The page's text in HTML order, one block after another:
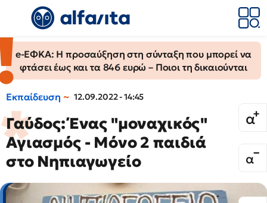
e-ΕΦΚΑ: Η προσαύξηση στη σύνταξη που μπορεί να
φτάσει έως και τα 846 ευρώ – Ποιοι τη δικαιούνται
Εκπαίδευση 12.09.2022 - 14:45
Γαύδος: Ένας "μοναχικός"
Αγιασμός - Μόνο 2 παιδιά
στο Νηπιαγωγείο